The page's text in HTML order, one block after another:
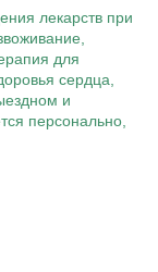
лекарств при
для
сердца,
и
персонально,